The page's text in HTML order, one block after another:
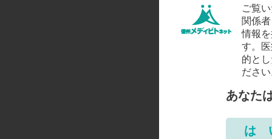
ご覧
関係
情報
す。
的と
ださ
あなた
は